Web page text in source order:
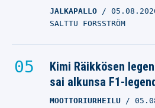
JALKAPALLO
SALTTU FORSSTRÖM
Kimi Räikkösen
sai alkunsa F1-
MOOTTORIURHEILU